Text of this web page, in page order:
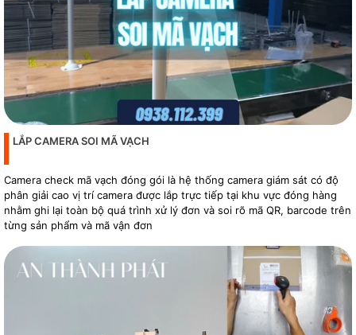
LẮP CAMERA SOI MÃ VẠCH
Camera check mã vạch đóng gói là hệ thống camera giám sát có độ
phân giải cao vị trí camera được lắp trực tiếp tại khu vực đóng hàng
nhằm ghi lại toàn bộ quá trình xử lý đơn và soi rõ mã QR, barcode trên
từng sản phẩm và mã vận đơn